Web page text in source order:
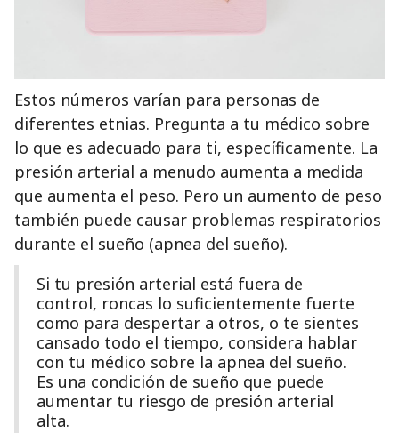
Estos números varían para personas de
diferentes etnias. Pregunta a tu médico sobre
lo que es adecuado para ti, específicamente. La
presión arterial a menudo aumenta a medida
que aumenta el peso. Pero un aumento de peso
también puede causar problemas respiratorios
durante el sueño (apnea del sueño).
Si tu presión arterial está fuera de
control, roncas lo suficientemente fuerte
como para despertar a otros, o te sientes
cansado todo el tiempo, considera hablar
con tu médico sobre la apnea del sueño.
Es una condición de sueño que puede
aumentar tu riesgo de presión arterial
alta.